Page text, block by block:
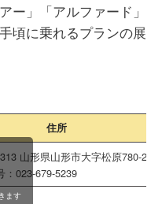
ー」「アルファード」
頃に乗れるプランの展
住所
山形県山形市大字松原780-2
：023-679-5239
ます